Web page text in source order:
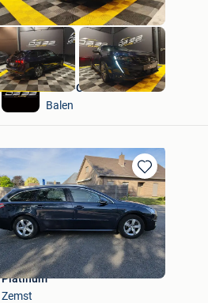
DS33-Cars
Balen
Bewaren
in
Mijn
Favorieten
Platinum
Zemst